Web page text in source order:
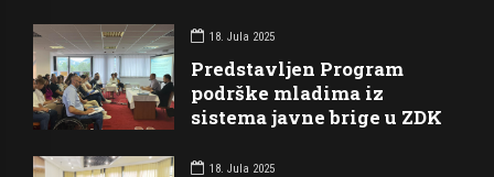
18. Jula 2025
Predstavljen Program
podrške mladima iz
sistema javne brige u ZDK
18. Jula 2025